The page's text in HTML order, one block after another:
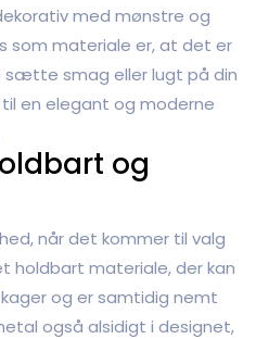
med mønstre og
som materiale er, at det er
sætte smag eller lugt på din
en elegant og moderne
og
når det kommer til valg
holdbart materiale, der kan
og er samtidig nemt
også alsidigt i designet,